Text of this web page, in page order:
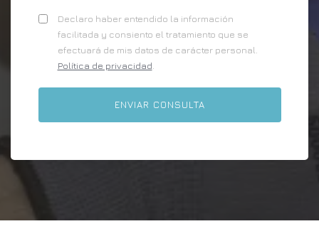
Declaro haber entendido la información
facilitada y consiento el tratamiento que se
efectuará de mis datos de carácter personal.
Política de privacidad